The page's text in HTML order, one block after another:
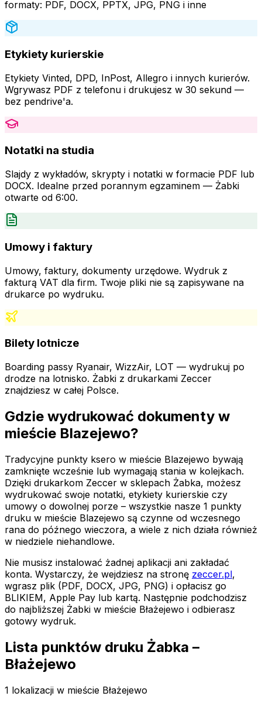
formaty: PDF, DOCX, PPTX, JPG, PNG i inne
Etykiety kurierskie
Etykiety Vinted, DPD, InPost, Allegro i innych kurierów.
Wgrywasz PDF z telefonu i drukujesz w 30 sekund —
bez pendrive'a.
Notatki na studia
Slajdy z wykładów, skrypty i notatki w formacie PDF lub
DOCX. Idealne przed porannym egzaminem — Żabki
otwarte od 6:00.
Umowy i faktury
Umowy, faktury, dokumenty urzędowe. Wydruk z
fakturą VAT dla firm. Twoje pliki nie są zapisywane na
drukarce po wydruku.
Bilety lotnicze
Boarding passy Ryanair, WizzAir, LOT — wydrukuj po
drodze na lotnisko. Żabki z drukarkami Zeccer
znajdziesz w całej Polsce.
Gdzie wydrukować dokumenty w
mieście Blazejewo?
Tradycyjne punkty ksero w mieście Blazejewo bywają
zamknięte wcześnie lub wymagają stania w kolejkach.
Dzięki drukarkom Zeccer w sklepach Żabka, możesz
wydrukować swoje notatki, etykiety kurierskie czy
umowy o dowolnej porze – wszystkie nasze 1 punkty
druku w mieście Blazejewo są czynne od wczesnego
rana do późnego wieczora, a wiele z nich działa również
w niedziele niehandlowe.
Nie musisz instalować żadnej aplikacji ani zakładać
konta. Wystarczy, że wejdziesz na stronę zeccer.pl,
wgrasz plik (PDF, DOCX, JPG, PNG) i opłacisz go
BLIKIEM, Apple Pay lub kartą. Następnie podchodzisz
do najbliższej Żabki w mieście Błażejewo i odbierasz
gotowy wydruk.
Lista punktów druku Żabka –
Błażejewo
1 lokalizacji w mieście Błażejewo